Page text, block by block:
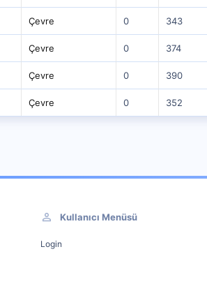
Çevre 0 343
Çevre 0 374
Çevre 0 390
Çevre 0 352
Kullanıcı Menüsü
Login